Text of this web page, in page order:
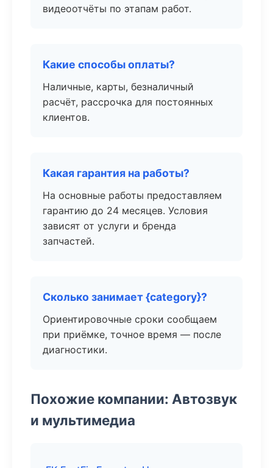
видеоотчёты по этапам работ.
Какие способы оплаты?
Наличные, карты, безналичный
расчёт, рассрочка для постоянных
клиентов.
Какая гарантия на работы?
На основные работы предоставляем
гарантию до 24 месяцев. Условия
зависят от услуги и бренда
запчастей.
Сколько занимает {category}?
Ориентировочные сроки сообщаем
при приёмке, точное время — после
диагностики.
Похожие компании: Автозвук
и мультимедиа